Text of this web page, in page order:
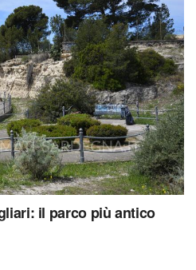
il parco più antico